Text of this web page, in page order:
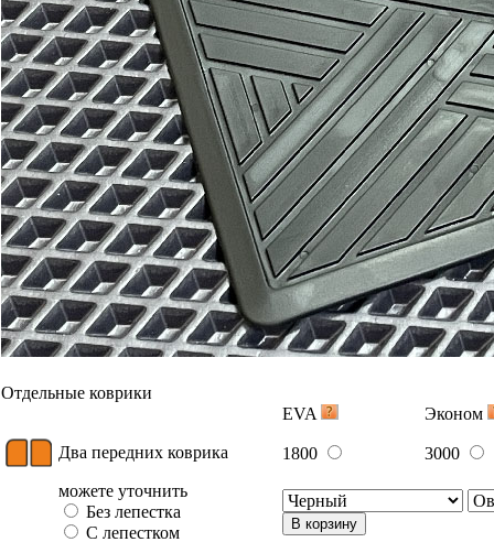
Без лепестка
С лепестком
В корзину
Коврик переднего пассажира900 1500
В корзину
Два задних коврика 1300 2200
В корзину
Багажник
EVA
Эконом
Ковер багажника1650 2500